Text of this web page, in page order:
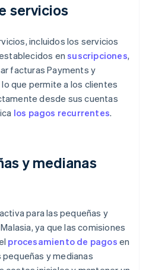
servicios
incluidos los servicios
ensuscripciones,
facturas Payments y
lo que permite a los clientes
desde sus cuentas
los pagos recurrentes.
y medianas
para las pequeñas y
ya que las comisiones
procesamiento de pagos en
y medianas